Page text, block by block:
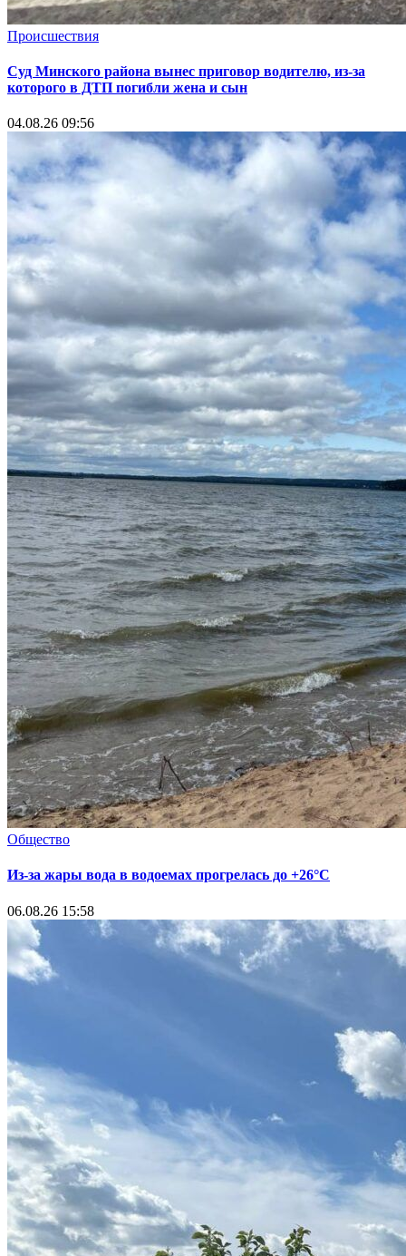
Происшествия
Суд Минского района вынес приговор водителю, из-за
которого в ДТП погибли жена и сын
04.08.26 09:56
Общество
Из-за жары вода в водоемах прогрелась до +26°C
06.08.26 15:58